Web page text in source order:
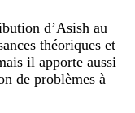
d’Asish au
théoriques et
il apporte aussi
de problèmes à